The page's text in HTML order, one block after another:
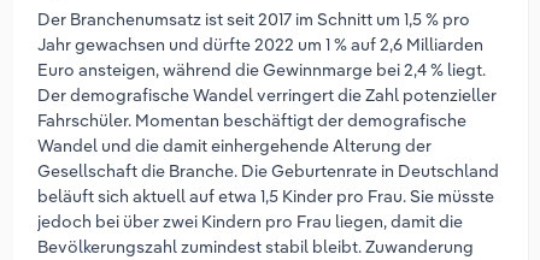
Der Branchenumsatz ist seit 2017 im Schnitt um 1,5 % pro
Jahr gewachsen und dürfte 2022 um 1 % auf 2,6 Milliarden
Euro ansteigen, während die Gewinnmarge bei 2,4 % liegt.
Der demografische Wandel verringert die Zahl potenzieller
Fahrschüler. Momentan beschäftigt der demografische
Wandel und die damit einhergehende Alterung der
Gesellschaft die Branche. Die Geburtenrate in Deutschland
beläuft sich aktuell auf etwa 1,5 Kinder pro Frau. Sie müsste
jedoch bei über zwei Kindern pro Frau liegen, damit die
Bevölkerungszahl zumindest stabil bleibt. Zuwanderung